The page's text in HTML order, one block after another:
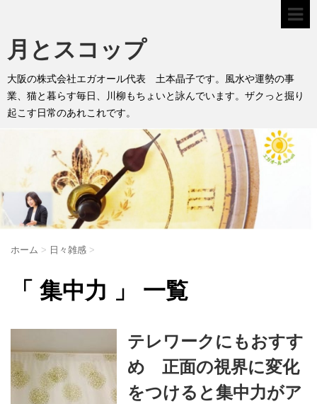
月とスコップ
大阪の株式会社エガオール代表 土本晶子です。風水や運勢の事
業、猫と暮らす毎日、川柳もちょいと詠んでいます。ザクっと掘り
起こす日常のあれこれです。
ホーム > 日々雑感 >
「 集中力 」 一覧
テレワークにもおすす
め 正面の視界に変化
をつけると集中力がア